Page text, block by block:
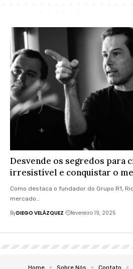
Desvende os segredos para
irresistível e conquistar o
Como destaca o fundador do Grupo R1,
mercado…
ByDIEGO VELÁZQUEZ fevereiro 19, 2025
Home Sobre Nós Contato